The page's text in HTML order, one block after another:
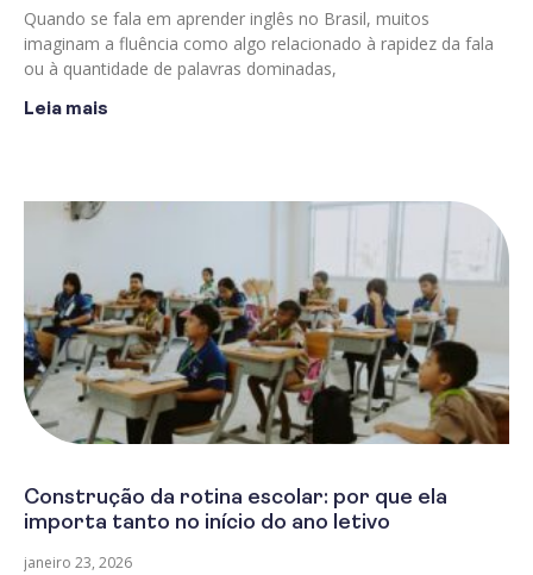
Quando se fala em aprender inglês no Brasil, muitos
imaginam a fluência como algo relacionado à rapidez da fala
ou à quantidade de palavras dominadas,
Leia mais
Construção da rotina escolar: por que ela
importa tanto no início do ano letivo
janeiro 23, 2026